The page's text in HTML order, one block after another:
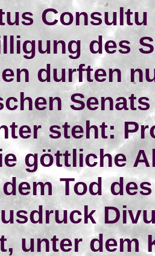
des
durften
steht:
göttliche
Tod
unter dem